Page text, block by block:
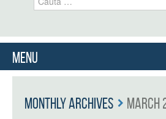
Menu
Skip to content
Monthly Archives March